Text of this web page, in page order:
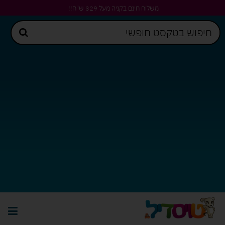
משלוח חינם בקניה מעל 329 ש"ח!!